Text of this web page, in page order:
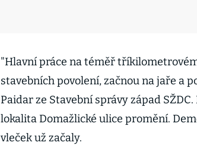
"Hlavní práce na téměř
stavebních povolení, začnou na jaře a
Paidar ze Stavební správy západ
lokalita Domažlické ulice promění.
vleček už začaly.